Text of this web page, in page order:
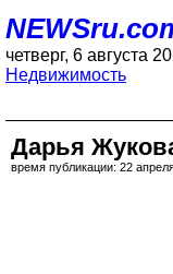
четверг, 6 августа
Недвижимость
Дарья
время публикации: 22